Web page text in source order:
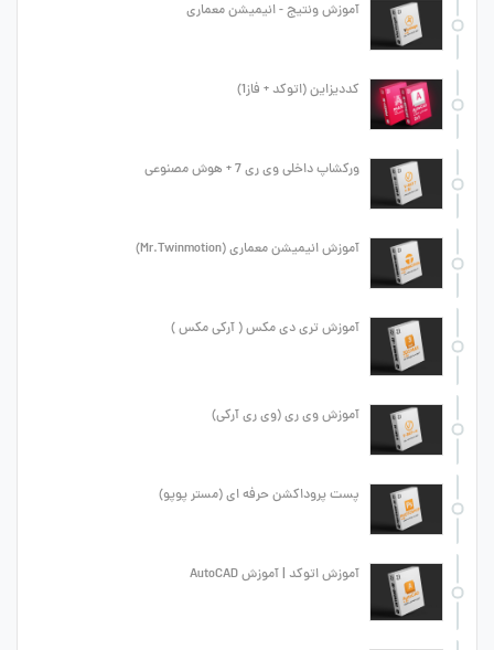
آموزش ونتیج - انیمیشن معماری
کددیزاین (اتوکد + فاز1)
ورکشاپ داخلی وی ری 7 + هوش مصنوعی
آموزش انیمیشن معماری (Mr.Twinmotion)
آموزش تری دی مکس ( آرکی مکس )
آموزش وی ری (وی ری آرکی)
پست پروداکشن حرفه ای (مستر پوپو)
آموزش اتوکد | آموزش AutoCAD